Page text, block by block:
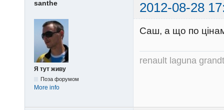
santhe 2012-08-28
Я тут живу
Поза форумом
More info
Саш, а що по
renault laguna